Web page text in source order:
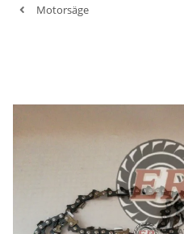
Motorsäge